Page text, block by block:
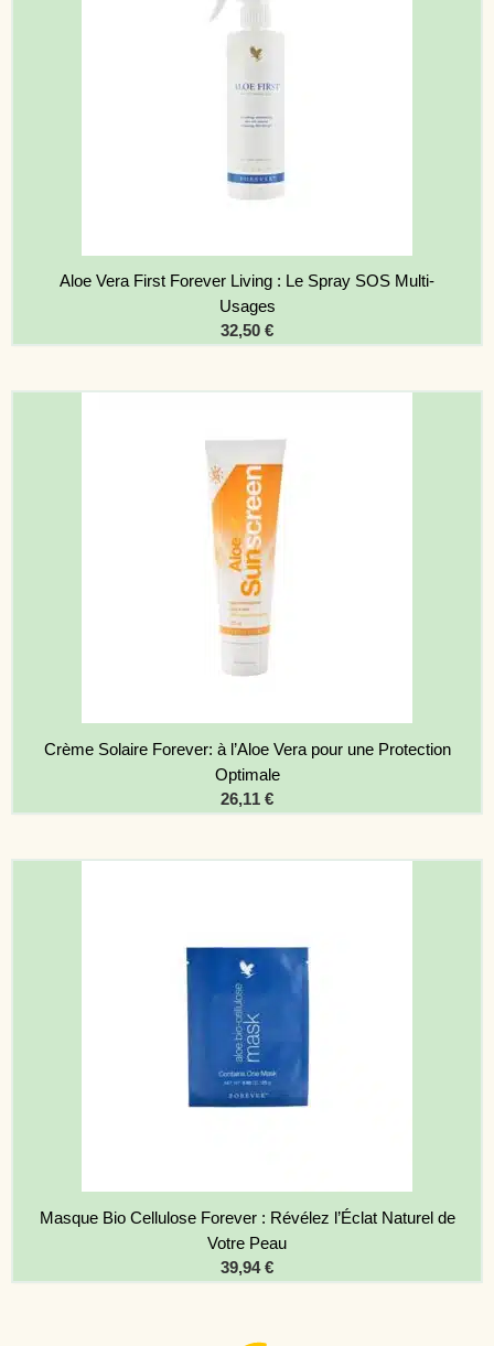
Aloe Vera First Forever Living : Le Spray SOS Multi-
Usages
32,50 €
Crème Solaire Forever: à l’Aloe Vera pour une Protection
Optimale
26,11 €
Masque Bio Cellulose Forever : Révélez l’Éclat Naturel de
Votre Peau
39,94€